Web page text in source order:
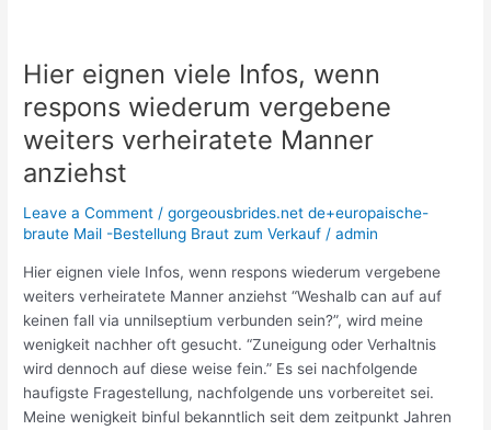
Hier eignen viele Infos, wenn
respons wiederum vergebene
weiters verheiratete Manner
anziehst
Leave a Comment /gorgeousbrides.net de+europaische-
braute Mail -Bestellung Braut zum Verkauf /admin
Hier eignen viele Infos, wenn respons wiederum vergebene
weiters verheiratete Manner anziehst “Weshalb can auf auf
keinen fall via unnilseptium verbunden sein?”, wird meine
wenigkeit nachher oft gesucht. “Zuneigung oder Verhaltnis
wird dennoch auf diese weise fein.” Es sei nachfolgende
haufigste Fragestellung, nachfolgende uns vorbereitet sei.
Meine wenigkeit binful bekanntlich seit dem zeitpunkt Jahren
Hier
viele
Infos,
wenn
wiederum
vergebene
weiters
verheiratete
Manner
anziehst